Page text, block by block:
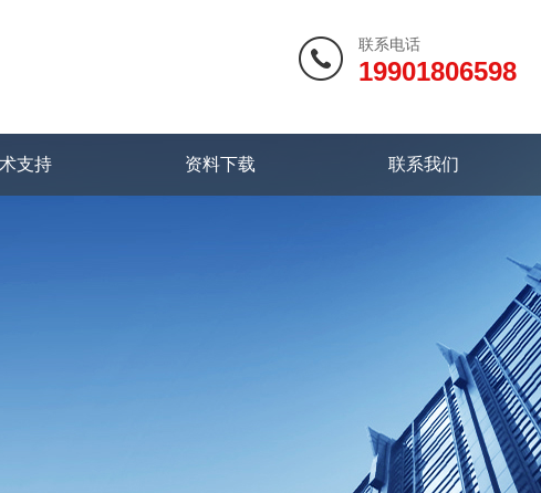
联系电话
19901806598
支持 资料下载 联系我们